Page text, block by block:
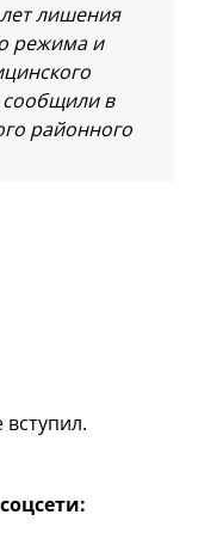
лишения
режима и
сообщили в
районного